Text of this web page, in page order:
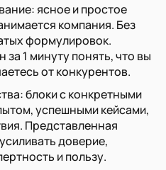
ясное и простое
компания. Без
формулировок.
1 минуту понять, что вы
от конкурентов.
блоки с конкретными
успешными кейсами,
Представленная
доверие,
и пользу.